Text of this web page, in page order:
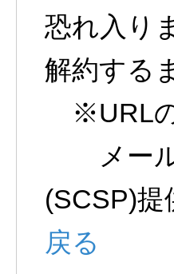
恐れ入り
解約する
※URLの
メール
(SCSP)
戻る